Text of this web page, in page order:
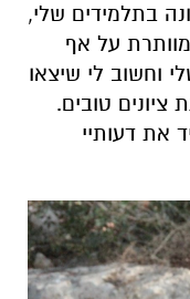
בתלמידים שלי,
על אף
וחשוב לי שיצאו
טובים.
את דעותיי